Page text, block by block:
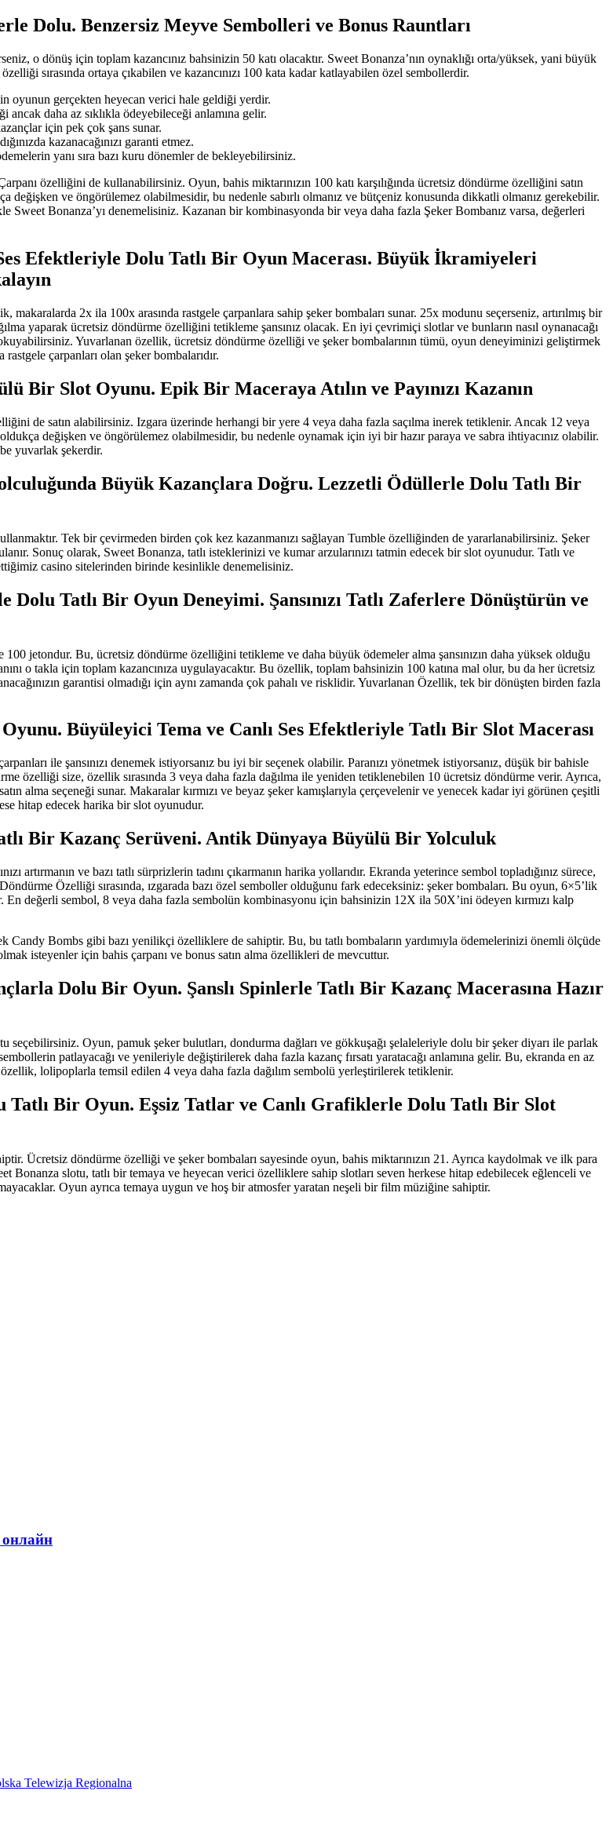
Dolu. Benzersiz Meyve Sembolleri ve Bonus Rauntları
o dönüş için toplam kazancınız bahsinizin 50 katı olacaktır. Sweet Bonanza’nın oynaklığı orta/yüksek, yani büyük
sırasında ortaya çıkabilen ve kazancınızı 100 kata kadar katlayabilen özel sembollerdir.
oyunun gerçekten heyecan verici hale geldiği yerdir.
daha az sıklıkla ödeyebileceği anlamına gelir.
için pek çok şans sunar.
kazanacağınızı garanti etmez.
yanı sıra bazı kuru dönemler de bekleyebilirsiniz.
özelliğini de kullanabilirsiniz. Oyun, bahis miktarınızın 100 katı karşılığında ücretsiz döndürme özelliğini satın
değişken ve öngörülemez olabilmesidir, bu nedenle sabırlı olmanız ve bütçeniz konusunda dikkatli olmanız gerekebilir.
Sweet Bonanza’yı denemelisiniz. Kazanan bir kombinasyonda bir veya daha fazla Şeker Bombanız varsa, değerleri
Efektleriyle Dolu Tatlı Bir Oyun Macerası. Büyük İkramiyeleri
2x ila 100x arasında rastgele çarpanlara sahip şeker bombaları sunar. 25x modunu seçerseniz, artırılmış bir
yaparak ücretsiz döndürme özelliğini tetikleme şansınız olacak. En iyi çevrimiçi slotlar ve bunların nasıl oynanacağı
Yuvarlanan özellik, ücretsiz döndürme özelliği ve şeker bombalarının tümü, oyun deneyiminizi geliştirmek
çarpanları olan şeker bombalarıdır.
Bir Slot Oyunu. Epik Bir Maceraya Atılın ve Payınızı Kazanın
de satın alabilirsiniz. Izgara üzerinde herhangi bir yere 4 veya daha fazla saçılma inerek tetiklenir. Ancak 12 veya
değişken ve öngörülemez olabilmesidir, bu nedenle oynamak için iyi bir hazır paraya ve sabra ihtiyacınız olabilir.
yuvarlak şekerdir.
Büyük Kazançlara Doğru. Lezzetli Ödüllerle Dolu Tatlı Bir
Tek bir çevirmeden birden çok kez kazanmanızı sağlayan Tumble özelliğinden de yararlanabilirsiniz. Şeker
Sonuç olarak, Sweet Bonanza, tatlı isteklerinizi ve kumar arzularınızı tatmin edecek bir slot oyunudur. Tatlı ve
casino sitelerinden birinde kesinlikle denemelisiniz.
Tatlı Bir Oyun Deneyimi. Şansınızı Tatlı Zaferlere Dönüştürün ve
jetondur. Bu, ücretsiz döndürme özelliğini tetikleme ve daha büyük ödemeler alma şansınızın daha yüksek olduğu
o takla için toplam kazancınıza uygulayacaktır. Bu özellik, toplam bahsinizin 100 katına mal olur, bu da her ücretsiz
garantisi olmadığı için aynı zamanda çok pahalı ve risklidir. Yuvarlanan Özellik, tek bir dönüşten birden fazla
Büyüleyici Tema ve Canlı Ses Efektleriyle Tatlı Bir Slot Macerası
ile şansınızı denemek istiyorsanız bu iyi bir seçenek olabilir. Paranızı yönetmek istiyorsanız, düşük bir bahisle
özelliği size, özellik sırasında 3 veya daha fazla dağılma ile yeniden tetiklenebilen 10 ücretsiz döndürme verir. Ayrıca,
alma seçeneği sunar. Makaralar kırmızı ve beyaz şeker kamışlarıyla çerçevelenir ve yenecek kadar iyi görünen çeşitli
hitap edecek harika bir slot oyunudur.
Bir Kazanç Serüveni. Antik Dünyaya Büyülü Bir Yolculuk
ve bazı tatlı sürprizlerin tadını çıkarmanın harika yollarıdır. Ekranda yeterince sembol topladığınız sürece,
Özelliği sırasında, ızgarada bazı özel semboller olduğunu fark edeceksiniz: şeker bombaları. Bu oyun, 6×5’lik
değerli sembol, 8 veya daha fazla sembolün kombinasyonu için bahsinizin 12X ila 50X’ini ödeyen kırmızı kalp
Candy Bombs gibi bazı yenilikçi özelliklere de sahiptir. Bu, bu tatlı bombaların yardımıyla ödemelerinizi önemli ölçüde
isteyenler için bahis çarpanı ve bonus satın alma özellikleri de mevcuttur.
Dolu Bir Oyun. Şanslı Spinlerle Tatlı Bir Kazanç Macerasına Hazır
seçebilirsiniz. Oyun, pamuk şeker bulutları, dondurma dağları ve gökkuşağı şelaleleriyle dolu bir şeker diyarı ile parlak
patlayacağı ve yenileriyle değiştirilerek daha fazla kazanç fırsatı yaratacağı anlamına gelir. Bu, ekranda en az
lolipoplarla temsil edilen 4 veya daha fazla dağılım sembolü yerleştirilerek tetiklenir.
Tatlı Bir Oyun. Eşsiz Tatlar ve Canlı Grafiklerle Dolu Tatlı Bir Slot
Ücretsiz döndürme özelliği ve şeker bombaları sayesinde oyun, bahis miktarınızın 21. Ayrıca kaydolmak ve ilk para
slotu, tatlı bir temaya ve heyecan verici özelliklere sahip slotları seven herkese hitap edebilecek eğlenceli ve
Oyun ayrıca temaya uygun ve hoş bir atmosfer yaratan neşeli bir film müziğine sahiptir.
Telewizja Regionalna